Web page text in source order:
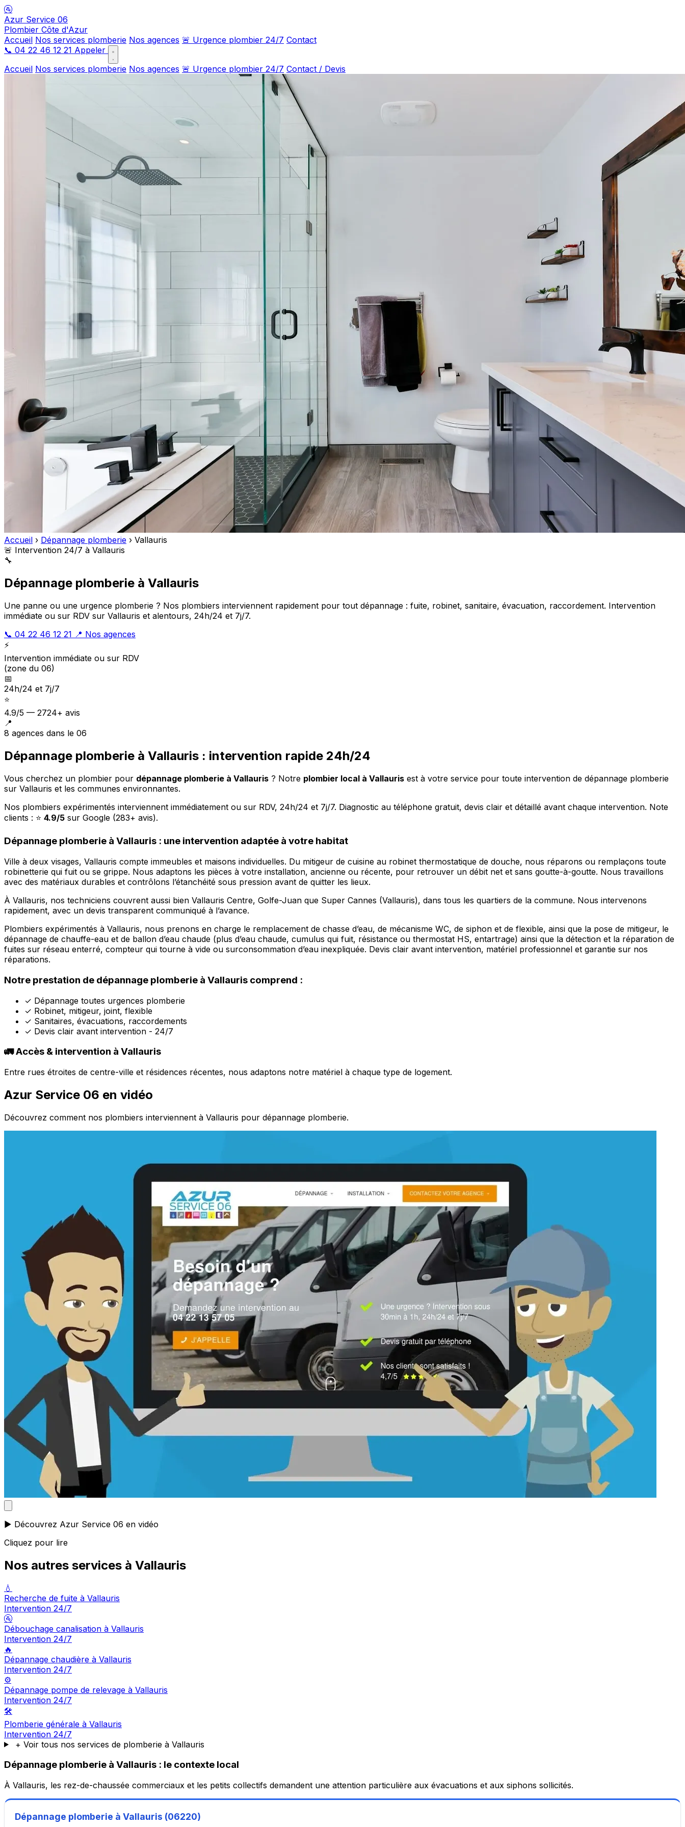
🚰
Azur Service 06
Plombier Côte d'Azur
Accueil Nos services plomberie Nos agences 🚨 Urgence plombier 24/7 Contact
📞 04 22 46 12 21 Appeler
Accueil Nos services plomberie Nos agences 🚨 Urgence plombier 24/7 Contact / Devis
Accueil › Dépannage plomberie › Vallauris
🚨 Intervention 24/7 à Vallauris
🔧
Dépannage plomberie à Vallauris
Une panne ou une urgence plomberie ? Nos plombiers interviennent rapidement pour tout dépannage : fuite, robinet, sanitaire, évacuation, raccordement. Intervention
immédiate ou sur RDV sur Vallauris et alentours, 24h/24 et 7j/7.
📞 04 22 46 12 21 📍 Nos agences
⚡
Intervention immédiate ou sur RDV
(zone du 06)
📅
24h/24 et 7j/7
⭐
4.9/5 — 2724+ avis
📍
8 agences dans le 06
Dépannage plomberie à Vallauris : intervention rapide 24h/24
Vous cherchez un plombier pour dépannage plomberie à Vallauris ? Notre plombier local à Vallauris est à votre service pour toute intervention de dépannage plomberie
sur Vallauris et les communes environnantes.
Nos plombiers expérimentés interviennent immédiatement ou sur RDV, 24h/24 et 7j/7. Diagnostic au téléphone gratuit, devis clair et détaillé avant chaque intervention. Note
clients : ⭐ 4.9/5 sur Google (283+ avis).
Dépannage plomberie à Vallauris : une intervention adaptée à votre habitat
Ville à deux visages, Vallauris compte immeubles et maisons individuelles. Du mitigeur de cuisine au robinet thermostatique de douche, nous réparons ou remplaçons toute
robinetterie qui fuit ou se grippe. Nous adaptons les pièces à votre installation, ancienne ou récente, pour retrouver un débit net et sans goutte-à-goutte. Nous travaillons
avec des matériaux durables et contrôlons l’étanchéité sous pression avant de quitter les lieux.
À Vallauris, nos techniciens couvrent aussi bien Vallauris Centre, Golfe-Juan que Super Cannes (Vallauris), dans tous les quartiers de la commune. Nous intervenons
rapidement, avec un devis transparent communiqué à l’avance.
Plombiers expérimentés à Vallauris, nous prenons en charge le remplacement de chasse d’eau, de mécanisme WC, de siphon et de flexible, ainsi que la pose de mitigeur, le
dépannage de chauffe-eau et de ballon d’eau chaude (plus d’eau chaude, cumulus qui fuit, résistance ou thermostat HS, entartrage) ainsi que la détection et la réparation de
fuites sur réseau enterré, compteur qui tourne à vide ou surconsommation d’eau inexpliquée. Devis clair avant intervention, matériel professionnel et garantie sur nos
réparations.
Notre prestation de dépannage plomberie à Vallauris comprend :
✓ Dépannage toutes urgences plomberie
✓ Robinet, mitigeur, joint, flexible
✓ Sanitaires, évacuations, raccordements
✓ Devis clair avant intervention - 24/7
🚛 Accès & intervention à Vallauris
Entre rues étroites de centre-ville et résidences récentes, nous adaptons notre matériel à chaque type de logement.
Azur Service 06 en vidéo
Découvrez comment nos plombiers interviennent à Vallauris pour dépannage plomberie.
▶️ Découvrez Azur Service 06 en vidéo
Cliquez pour lire
Nos autres services à Vallauris
💧
Recherche de fuite à Vallauris
Intervention 24/7
🚰
Débouchage canalisation à Vallauris
Intervention 24/7
🔥
Dépannage chaudière à Vallauris
Intervention 24/7
⚙️
Dépannage pompe de relevage à Vallauris
Intervention 24/7
🛠️
Plomberie générale à Vallauris
Intervention 24/7
+ Voir tous nos services de plomberie à Vallauris
Dépannage plomberie à Vallauris : le contexte local
À Vallauris, les rez-de-chaussée commerciaux et les petits collectifs demandent une attention particulière aux évacuations et aux siphons sollicités.
Dépannage plomberie à Vallauris (06220)